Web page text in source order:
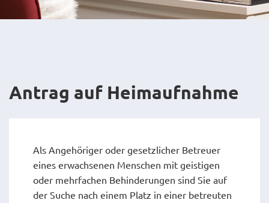
Antrag auf Heimaufnahme
Als Angehöriger oder gesetzlicher Betreuer
eines erwachsenen Menschen mit geistigen
oder mehrfachen Behinderungen sind Sie auf
der Suche nach einem Platz in einer betreuten